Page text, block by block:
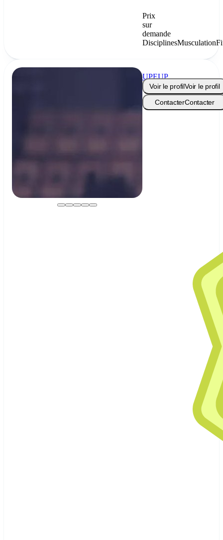
Prix
sur
demande
DisciplinesMusculation
UPEUP
Voir le profilVoir le profil
ContacterContacter